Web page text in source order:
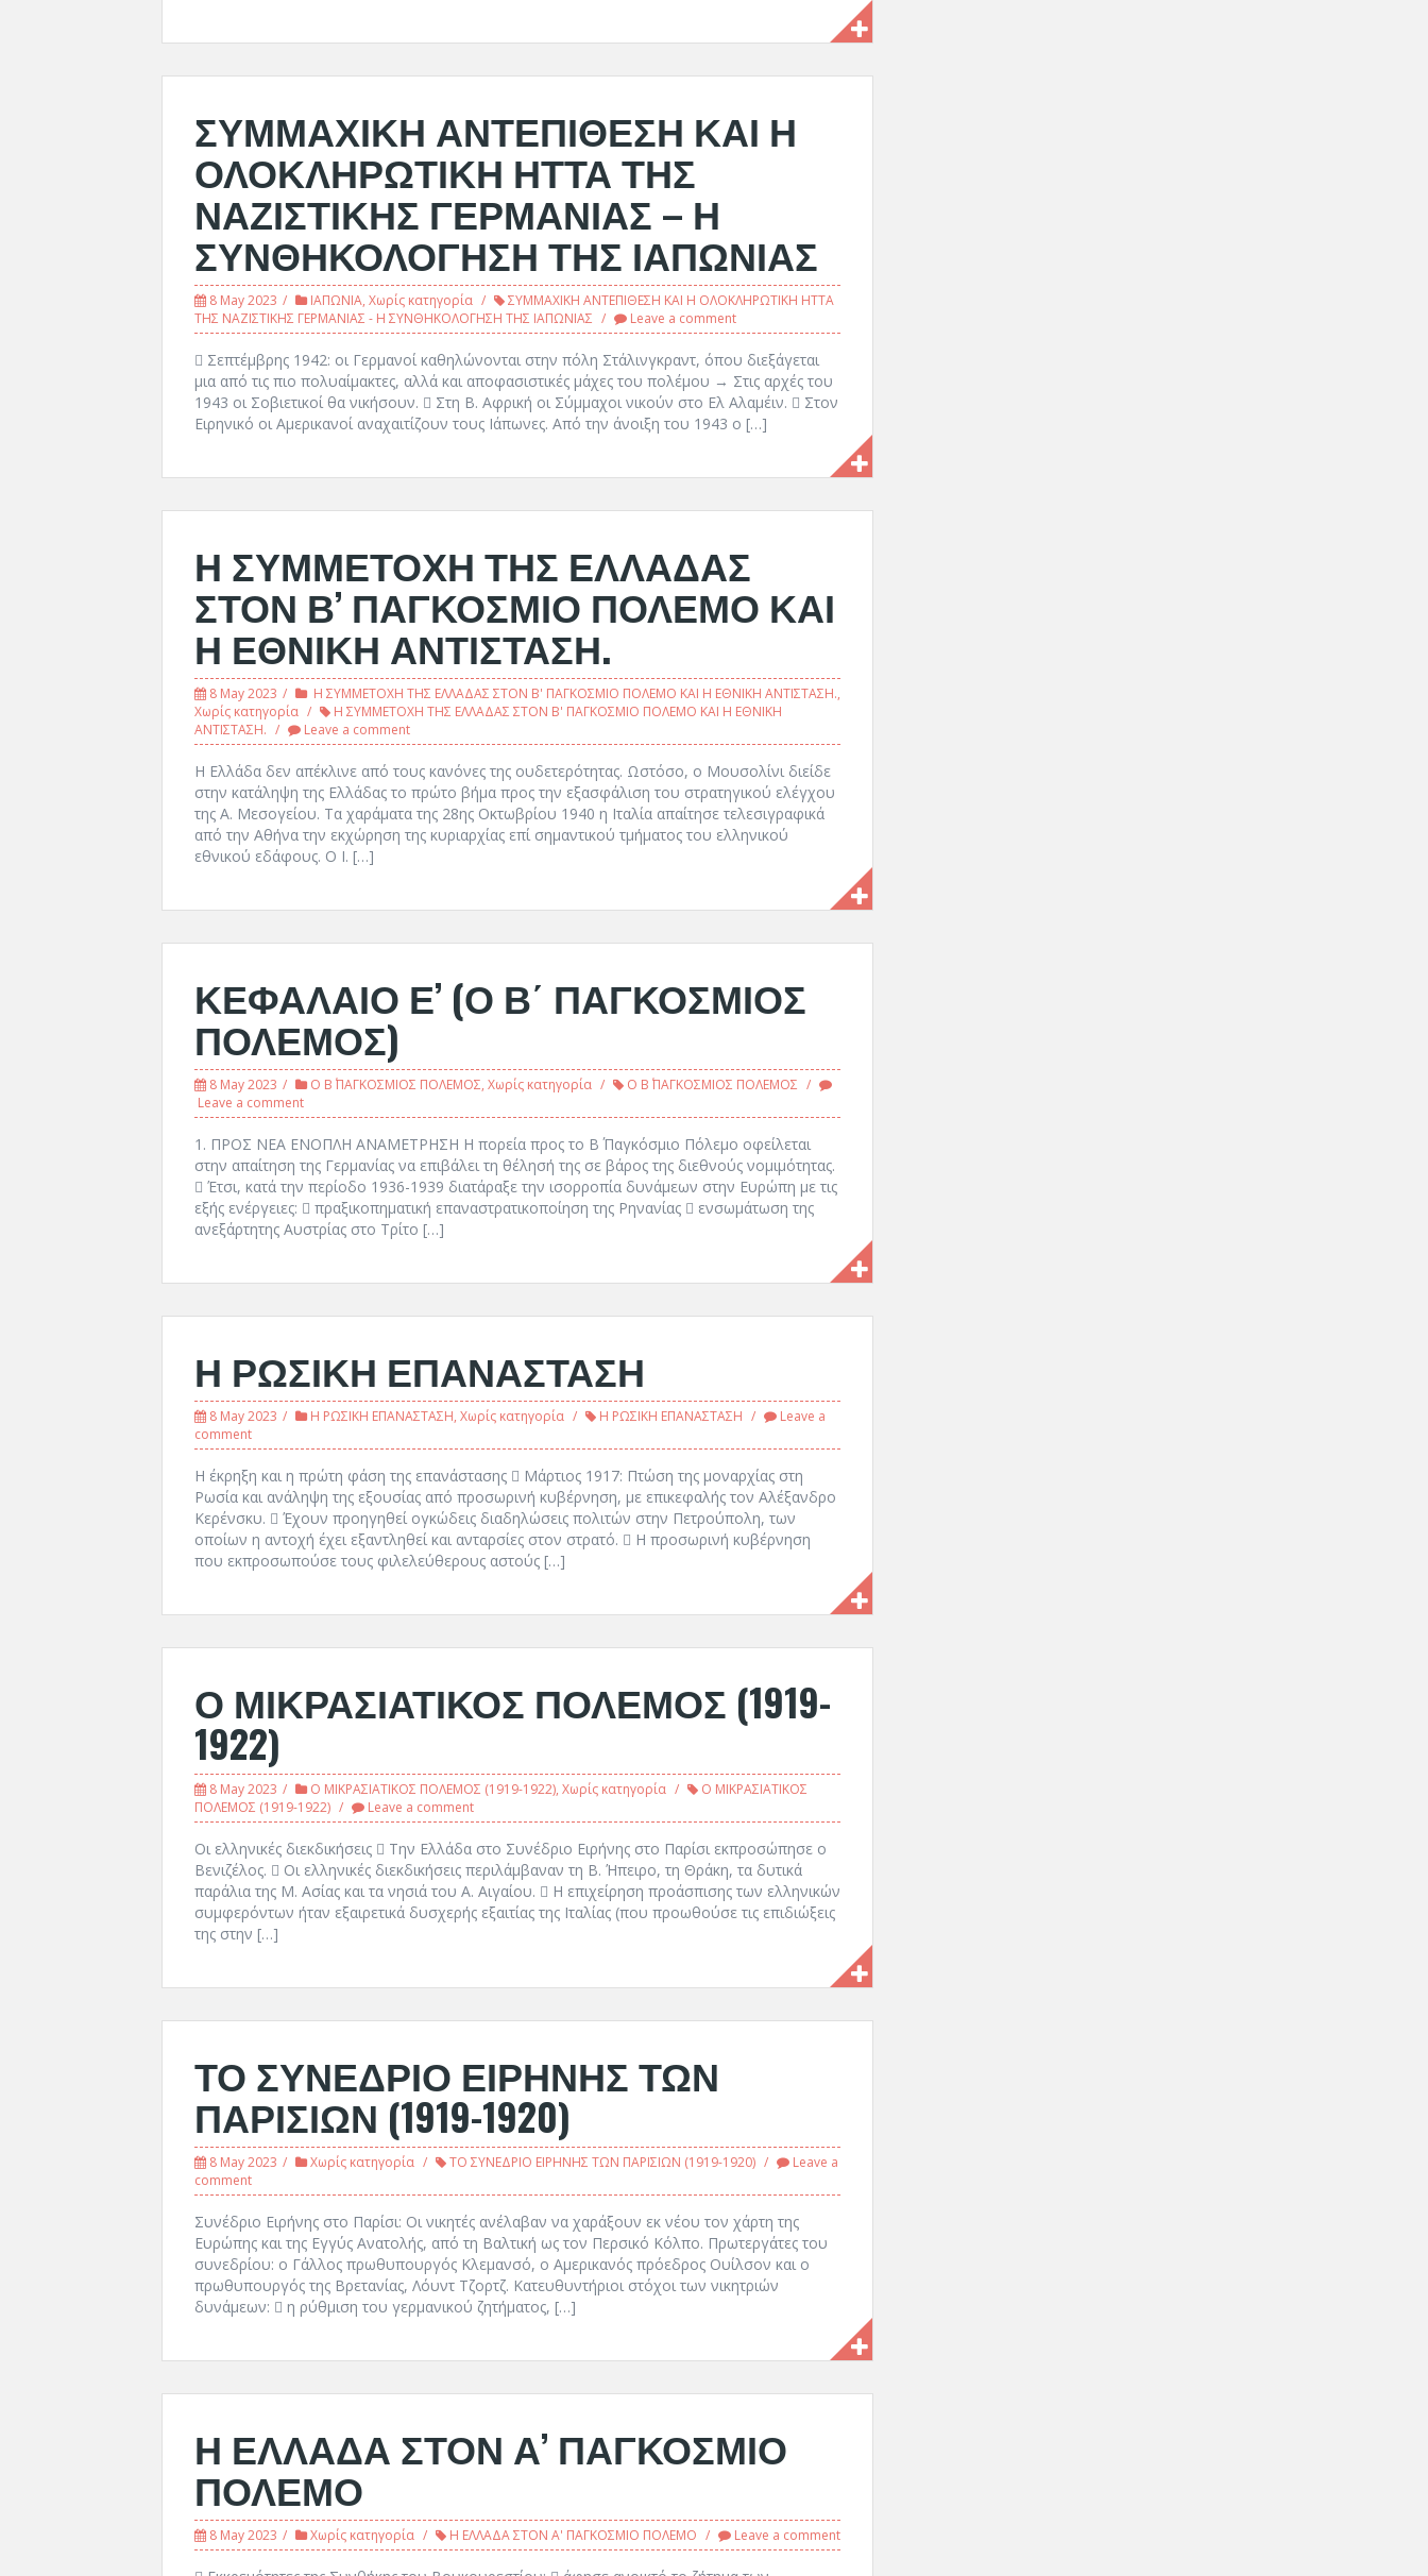
ΣΥΜΜΑΧΙΚΗ ΑΝΤΕΠΙΘΕΣΗ ΚΑΙ Η
ΟΛΟΚΛΗΡΩΤΙΚΗ ΗΤΤΑ ΤΗΣ
ΝΑΖΙΣΤΙΚΗΣ ΓΕΡΜΑΝΙΑΣ – Η
ΣΥΝΘΗΚΟΛΟΓΗΣΗ ΤΗΣ ΙΑΠΩΝΙΑΣ
8 May 2023 ΙΑΠΩΝΙΑ, Χωρίς κατηγορία
ΣΥΜΜΑΧΙΚΗ ΑΝΤΕΠΙΘΕΣΗ ΚΑΙ Η ΟΛΟΚΛΗΡΩΤΙΚΗ ΗΤΤΑ
ΤΗΣ ΝΑΖΙΣΤΙΚΗΣ ΓΕΡΜΑΝΙΑΣ - Η ΣΥΝΘΗΚΟΛΟΓΗΣΗ ΤΗΣ ΙΑΠΩΝΙΑΣ
Leave a comment
 Σεπτέμβρης 1942: οι Γερμανοί καθηλώνονται στην πόλη Στάλινγκραντ, όπου διεξάγεται
μια από τις πιο πολυαίμακτες, αλλά και αποφασιστικές μάχες του πολέμου → Στις αρχές του
1943 οι Σοβιετικοί θα νικήσουν.  Στη Β. Αφρική οι Σύμμαχοι νικούν στο Ελ Αλαμέιν.  Στον
Ειρηνικό οι Αμερικανοί αναχαιτίζουν τους Ιάπωνες. Από την άνοιξη του 1943 ο […]
Η ΣΥΜΜΕΤΟΧΗ ΤΗΣ ΕΛΛΑΔΑΣ
ΣΤΟΝ Β’ ΠΑΓΚΟΣΜΙΟ ΠΟΛΕΜΟ ΚΑΙ
Η ΕΘΝΙΚΗ ΑΝΤΙΣΤΑΣΗ.
8 May 2023 Η ΣΥΜΜΕΤΟΧΗ ΤΗΣ ΕΛΛΑΔΑΣ ΣΤΟΝ Β' ΠΑΓΚΟΣΜΙΟ ΠΟΛΕΜΟ ΚΑΙ Η ΕΘΝΙΚΗ ΑΝΤΙΣΤΑΣΗ.,
Χωρίς κατηγορία
Η ΣΥΜΜΕΤΟΧΗ ΤΗΣ ΕΛΛΑΔΑΣ ΣΤΟΝ Β' ΠΑΓΚΟΣΜΙΟ ΠΟΛΕΜΟ ΚΑΙ Η ΕΘΝΙΚΗ
ΑΝΤΙΣΤΑΣΗ.
Leave a comment
Η Ελλάδα δεν απέκλινε από τους κανόνες της ουδετερότητας. Ωστόσο, ο Μουσολίνι διείδε
στην κατάληψη της Ελλάδας το πρώτο βήμα προς την εξασφάλιση του στρατηγικού ελέγχου
της Α. Μεσογείου. Τα χαράματα της 28ης Οκτωβρίου 1940 η Ιταλία απαίτησε τελεσιγραφικά
από την Αθήνα την εκχώρηση της κυριαρχίας επί σημαντικού τμήματος του ελληνικού
εθνικού εδάφους. Ο Ι. […]
ΚΕΦΑΛΑΙΟ Ε’ (Ο Β΄ ΠΑΓΚΟΣΜΙΟΣ
ΠΟΛΕΜΟΣ)
8 May 2023 Ο Β΄ ΠΑΓΚΟΣΜΙΟΣ ΠΟΛΕΜΟΣ, Χωρίς κατηγορία
Ο Β΄ ΠΑΓΚΟΣΜΙΟΣ ΠΟΛΕΜΟΣ
Leave a comment
1. ΠΡΟΣ ΝΕΑ ΕΝΟΠΛΗ ΑΝΑΜΕΤΡΗΣΗ Η πορεία προς το Β΄ Παγκόσμιο Πόλεμο οφείλεται
στην απαίτηση της Γερμανίας να επιβάλει τη θέλησή της σε βάρος της διεθνούς νομιμότητας.
 Έτσι, κατά την περίοδο 1936-1939 διατάραξε την ισορροπία δυνάμεων στην Ευρώπη με τις
εξής ενέργειες:  πραξικοπηματική επαναστρατικοποίηση της Ρηνανίας  ενσωμάτωση της
ανεξάρτητης Αυστρίας στο Τρίτο […]
Η ΡΩΣΙΚΗ ΕΠΑΝΑΣΤΑΣΗ
8 May 2023 Η ΡΩΣΙΚΗ ΕΠΑΝΑΣΤΑΣΗ, Χωρίς κατηγορία Η ΡΩΣΙΚΗ ΕΠΑΝΑΣΤΑΣΗ
Leave a
comment
Η έκρηξη και η πρώτη φάση της επανάστασης  Μάρτιος 1917: Πτώση της μοναρχίας στη
Ρωσία και ανάληψη της εξουσίας από προσωρινή κυβέρνηση, με επικεφαλής τον Αλέξανδρο
Κερένσκυ.  Έχουν προηγηθεί ογκώδεις διαδηλώσεις πολιτών στην Πετρούπολη, των
οποίων η αντοχή έχει εξαντληθεί και ανταρσίες στον στρατό.  Η προσωρινή κυβέρνηση
που εκπροσωπούσε τους φιλελεύθερους αστούς […]
Ο ΜΙΚΡΑΣΙΑΤΙΚΟΣ ΠΟΛΕΜΟΣ (1919-
1922)
8 May 2023 Ο ΜΙΚΡΑΣΙΑΤΙΚΟΣ ΠΟΛΕΜΟΣ (1919-1922), Χωρίς κατηγορία
Ο ΜΙΚΡΑΣΙΑΤΙΚΟΣ
ΠΟΛΕΜΟΣ (1919-1922)
Leave a comment
Οι ελληνικές διεκδικήσεις  Την Ελλάδα στο Συνέδριο Ειρήνης στο Παρίσι εκπροσώπησε ο
Βενιζέλος.  Οι ελληνικές διεκδικήσεις περιλάμβαναν τη Β. Ήπειρο, τη Θράκη, τα δυτικά
παράλια της Μ. Ασίας και τα νησιά του Α. Αιγαίου.  Η επιχείρηση προάσπισης των ελληνικών
συμφερόντων ήταν εξαιρετικά δυσχερής εξαιτίας της Ιταλίας (που προωθούσε τις επιδιώξεις
της στην […]
ΤΟ ΣΥΝΕΔΡΙΟ ΕΙΡΗΝΗΣ ΤΩΝ
ΠΑΡΙΣΙΩΝ (1919-1920)
8 May 2023 Χωρίς κατηγορία ΤΟ ΣΥΝΕΔΡΙΟ ΕΙΡΗΝΗΣ ΤΩΝ ΠΑΡΙΣΙΩΝ (1919-1920)
Leave a
comment
Συνέδριο Ειρήνης στο Παρίσι: Οι νικητές ανέλαβαν να χαράξουν εκ νέου τον χάρτη της
Ευρώπης και της Εγγύς Ανατολής, από τη Βαλτική ως τον Περσικό Κόλπο. Πρωτεργάτες του
συνεδρίου: ο Γάλλος πρωθυπουργός Κλεμανσό, ο Αμερικανός πρόεδρος Ουίλσον και ο
πρωθυπουργός της Βρετανίας, Λόυντ Τζορτζ. Κατευθυντήριοι στόχοι των νικητριών
δυνάμεων:  η ρύθμιση του γερμανικού ζητήματος, […]
Η ΕΛΛΑΔΑ ΣΤΟΝ Α’ ΠΑΓΚΟΣΜΙΟ
ΠΟΛΕΜΟ
8 May 2023 Χωρίς κατηγορία Η ΕΛΛΑΔΑ ΣΤΟΝ Α' ΠΑΓΚΟΣΜΙΟ ΠΟΛΕΜΟ Leave a comment